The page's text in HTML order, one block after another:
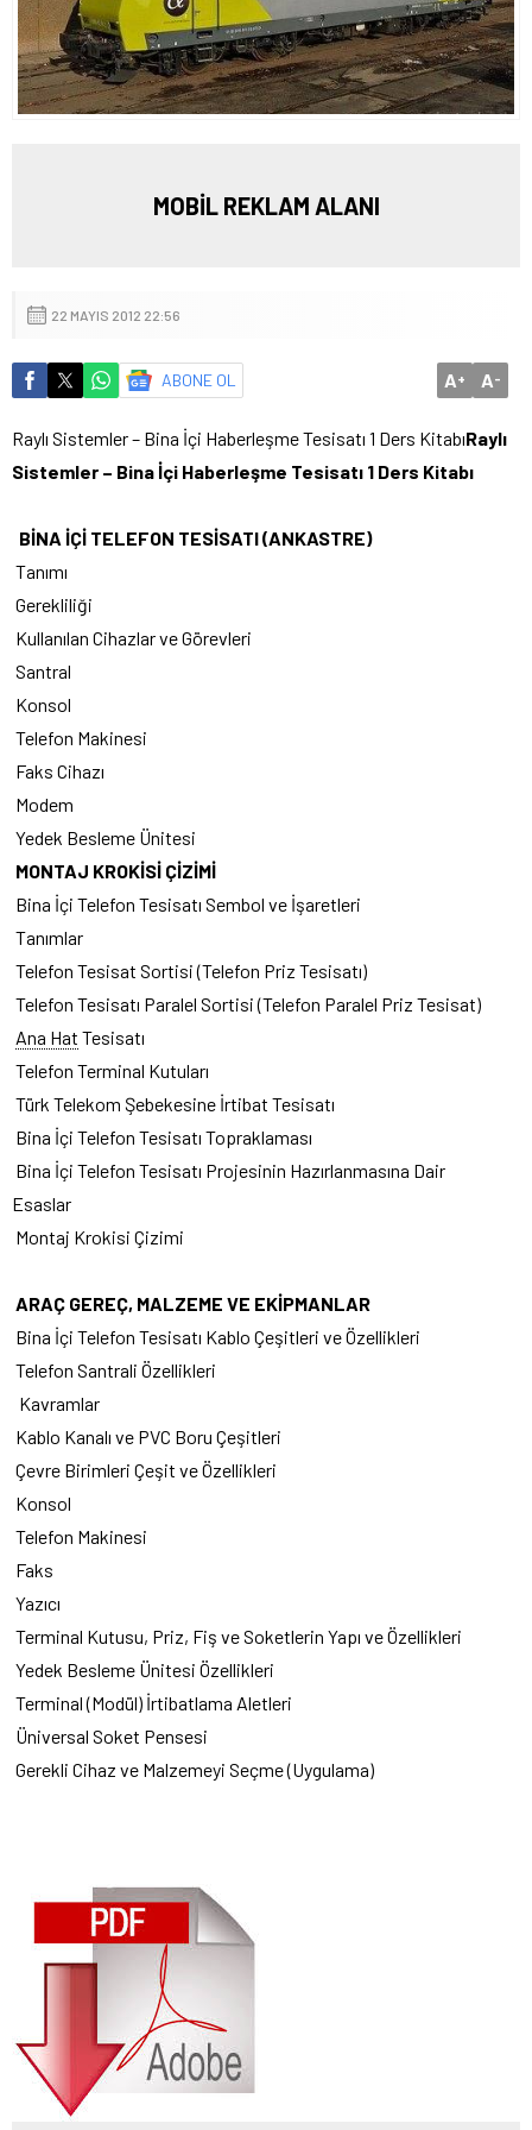
MOBİL REKLAM ALANI
22 MAYIS 2012 22:56
ABONE OL A+ A-
Raylı Sistemler – Bina İçi Haberleşme Tesisatı 1 Ders KitabıRaylı
Sistemler – Bina İçi Haberleşme Tesisatı 1 Ders Kitabı
BİNA İÇİ TELEFON TESİSATI (ANKASTRE)
Tanımı
Gerekliliği
Kullanılan Cihazlar ve Görevleri
Santral
Konsol
Telefon Makinesi
Faks Cihazı
Modem
Yedek Besleme Ünitesi
MONTAJ KROKİSİ ÇİZİMİ
Bina İçi Telefon Tesisatı Sembol ve İşaretleri
Tanımlar
Telefon Tesisat Sortisi (Telefon Priz Tesisatı)
Telefon Tesisatı Paralel Sortisi (Telefon Paralel Priz Tesisat)
Ana Hat Tesisatı
Telefon Terminal Kutuları
Türk Telekom Şebekesine İrtibat Tesisatı
Bina İçi Telefon Tesisatı Topraklaması
Bina İçi Telefon Tesisatı Projesinin Hazırlanmasına Dair
Esaslar
Montaj Krokisi Çizimi
ARAÇ GEREÇ, MALZEME VE EKİPMANLAR
Bina İçi Telefon Tesisatı Kablo Çeşitleri ve Özellikleri
Telefon Santrali Özellikleri
Kavramlar
Kablo Kanalı ve PVC Boru Çeşitleri
Çevre Birimleri Çeşit ve Özellikleri
Konsol
Telefon Makinesi
Faks
Yazıcı
Terminal Kutusu, Priz, Fiş ve Soketlerin Yapı ve Özellikleri
Yedek Besleme Ünitesi Özellikleri
Terminal (Modül) İrtibatlama Aletleri
Üniversal Soket Pensesi
Gerekli Cihaz ve Malzemeyi Seçme (Uygulama)